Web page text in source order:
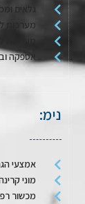
גלאים
מערכות
מערכות
אספקה
נימ:
אמצעי
מוני קרינה
מכשור